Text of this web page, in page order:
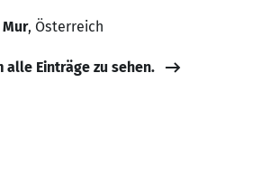
, Österreich
alle Einträge zu sehen.